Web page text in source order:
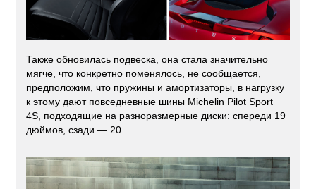
Также обновилась подвеска, она стала значительно
мягче, что конкретно поменялось, не сообщается,
предположим, что пружины и амортизаторы, в нагрузку
к этому дают повседневные шины Michelin Pilot Sport
4S, подходящие на разноразмерные диски: спереди 19
дюймов, сзади — 20.